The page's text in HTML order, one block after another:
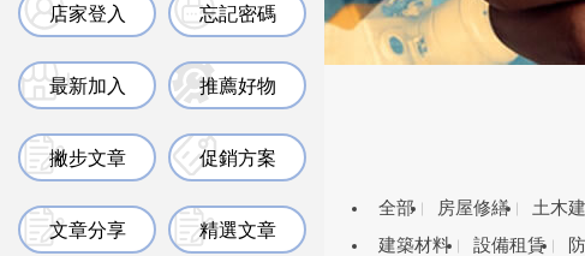
店家登入 忘記密碼
最新加入 推薦好物
撇步文章 促銷方案
文章分享 精選文章
全部 房屋修繕 土木
建築材料
設備租賃